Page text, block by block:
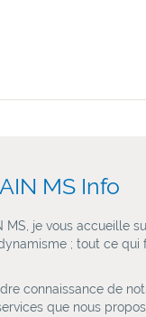
MS Info
MS, je vous accueille
; tout ce qui
connaissance de
que nous